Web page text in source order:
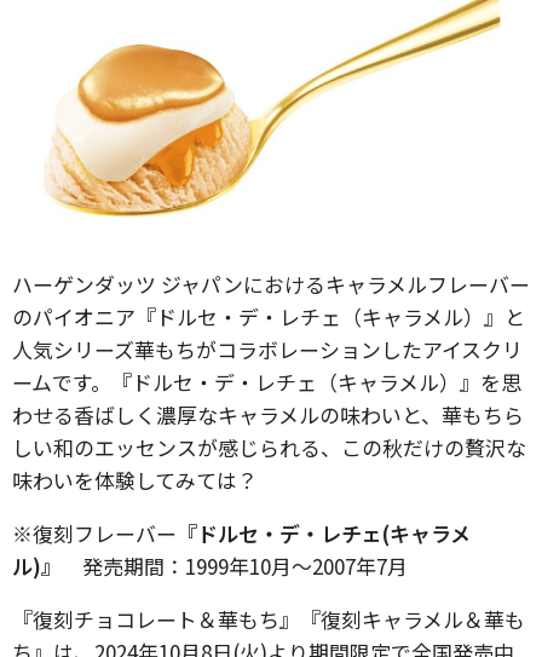
ハーゲンダッツ ジャパンにおけるキャラメルフレーバー
のパイオニア『ドルセ・デ・レチェ（キャラメル）』と
人気シリーズ華もちがコラボレーションしたアイスクリ
ームです。『ドルセ・デ・レチェ（キャラメル）』を思
わせる香ばしく濃厚なキャラメルの味わいと、華もちら
しい和のエッセンスが感じられる、この秋だけの贅沢な
味わいを体験してみては？
※復刻フレーバー 『ドルセ・デ・レチェ(キャラメ
ル)』
発売期間：1999年10月～2007年7月
『復刻チョコレート＆華もち』『復刻キャラメル＆華も